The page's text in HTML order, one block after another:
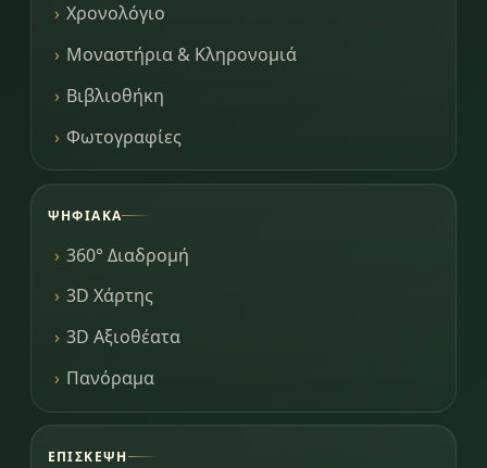
Χρονολόγιο
Μοναστήρια & Κληρονομιά
Βιβλιοθήκη
Φωτογραφίες
ΨΗΦΙΑΚΆ
360° Διαδρομή
3D Χάρτης
3D Αξιοθέατα
Πανόραμα
ΕΠΊΣΚΕΨΗ